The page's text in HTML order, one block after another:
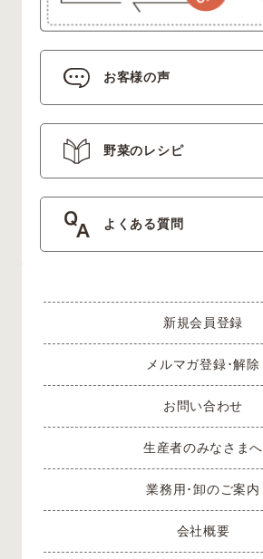
お客様の声
野菜のレシピ
よくある質問
新規会員登録
メルマガ登録･解除
お問い合わせ
生産者のみなさまへ
業務用･卸のご案内
会社概要